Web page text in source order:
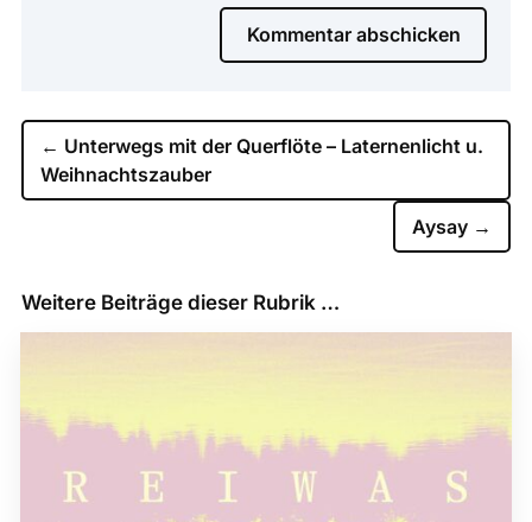
Kommentar abschicken
← Unterwegs mit der Querflöte – Laternenlicht u.
Weihnachtszauber
Aysay →
Weitere Beiträge dieser Rubrik …